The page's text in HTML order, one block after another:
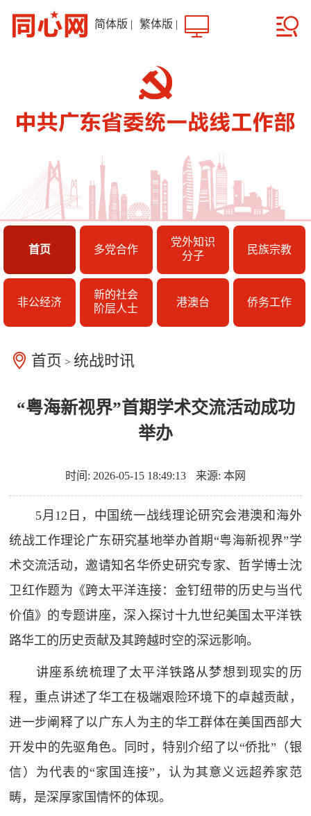
简体版 | 繁体版 |
首页 多党合作
党外知识
分子
民族宗教
非公经济
新的社会
阶层人士
港澳台 侨务工作
首页 >统战时讯
“粤海新视界”首期学术交流活动成功
举办
时间: 2026-05-15 18:49:13 来源: 本网
5月12日，中国统一战线理论研究会港澳和海外
统战工作理论广东研究基地举办首期“粤海新视界”学
术交流活动，邀请知名华侨史研究专家、哲学博士沈
卫红作题为《跨太平洋连接：金钉纽带的历史与当代
价值》的专题讲座，深入探讨十九世纪美国太平洋铁
路华工的历史贡献及其跨越时空的深远影响。
讲座系统梳理了太平洋铁路从梦想到现实的历
程，重点讲述了华工在极端艰险环境下的卓越贡献，
进一步阐释了以广东人为主的华工群体在美国西部大
开发中的先驱角色。同时，特别介绍了以“侨批”（银
信）为代表的“家国连接”，认为其意义远超养家范
畴，是深厚家国情怀的体现。